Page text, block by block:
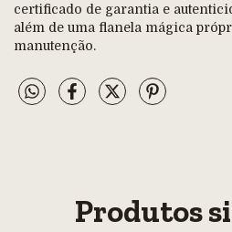
certificado de garantia e
além de uma flanela mágica
manutenção.
Produtos